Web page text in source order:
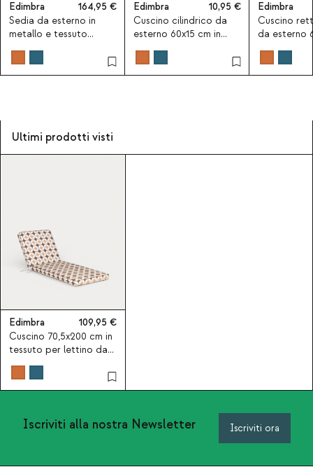
Edimbra
164,95
Sedia da esterno in
metallo e tessuto
Edimbra
Edimbra
10,95
Cuscino cilindrico da
esterno 60x15 cm in
tessuto Edimbra
Edimbra
Cuscino
da esterno
tessuto
Ultimi prodotti visti
Edimbra
109,95
Cuscino 70,5x200 cm in
tessuto per lettino da
esterno Edimbra
Iscriviti alla nostra Newsletter Iscriviti ora